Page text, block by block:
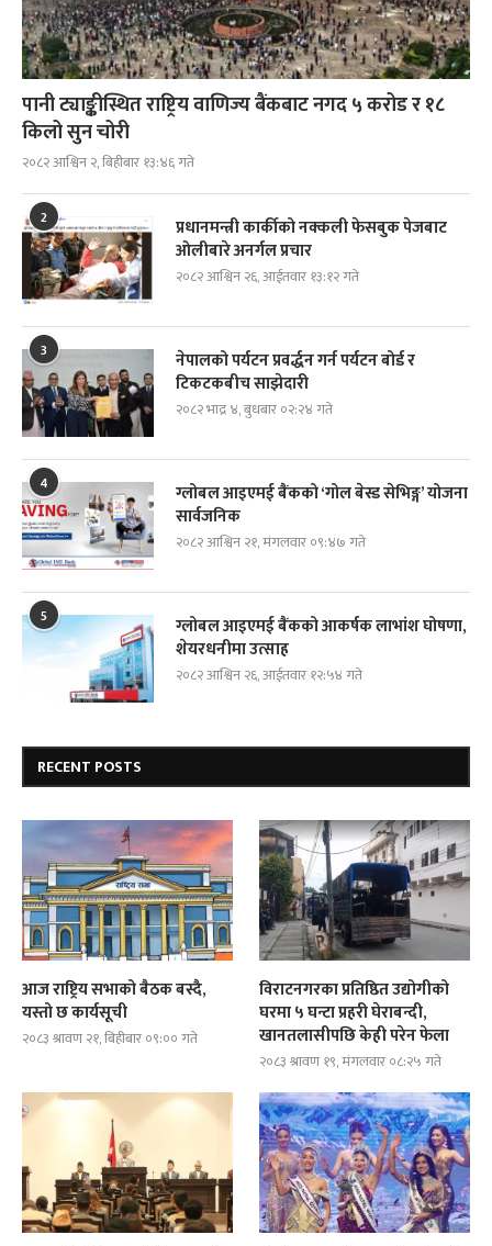
पानी ट्याङ्कीस्थित राष्ट्रिय वाणिज्य बैंकबाट नगद ५ करोड र १८
किलो सुन चोरी
२०८२ आश्विन २, बिहीबार १३:४६ गते
2
प्रधानमन्त्री कार्कीको नक्कली फेसबुक पेजबाट
ओलीबारे अनर्गल प्रचार
२०८२ आश्विन २६, आईतवार १३:१२ गते
3
नेपालको पर्यटन प्रवर्द्धन गर्न पर्यटन बोर्ड र
टिकटकबीच साझेदारी
२०८२ भाद्र ४, बुधबार ०२:२४ गते
4
ग्लोबल आइएमई बैंकको ‘गोल बेस्ड सेभिङ्ग’ योजना
सार्वजनिक
२०८२ आश्विन २१, मंगलवार ०९:४७ गते
5
ग्लोबल आइएमई बैंकको आकर्षक लाभांश घोषणा,
शेयरधनीमा उत्साह
२०८२ आश्विन २६, आईतवार १२:५४ गते
RECENT POSTS
आज राष्ट्रिय सभाको बैठक बस्दै,
यस्तो छ कार्यसूची
२०८३ श्रावण २१, बिहीबार ०९:०० गते
विराटनगरका प्रतिष्ठित उद्योगीको
घरमा ५ घन्टा प्रहरी घेराबन्दी,
खानतलासीपछि केही परेन फेला
२०८३ श्रावण १९, मंगलवार ०८:२५ गते